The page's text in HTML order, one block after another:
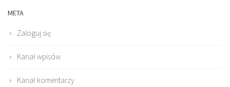
META
Zaloguj się
Kanał wpisów
Kanał komentarzy